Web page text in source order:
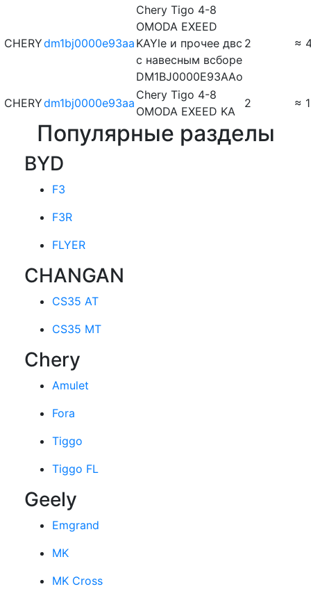
CHERYdm1bj0000e93aa
Chery Tigo 4-8
OMODA EXEED
KAYle и прочее двс
с навесным всборе
DM1BJ0000E93AAо
2 ≈
CHERYdm1bj0000e93aa
Chery Tigo 4-8
OMODA EXEED KA
2 ≈
Популярные разделы
BYD
F3
F3R
FLYER
CHANGAN
CS35 AT
CS35 MT
Chery
Amulet
Fora
Tiggo
Tiggo FL
Geely
Emgrand
MK
MK Cross